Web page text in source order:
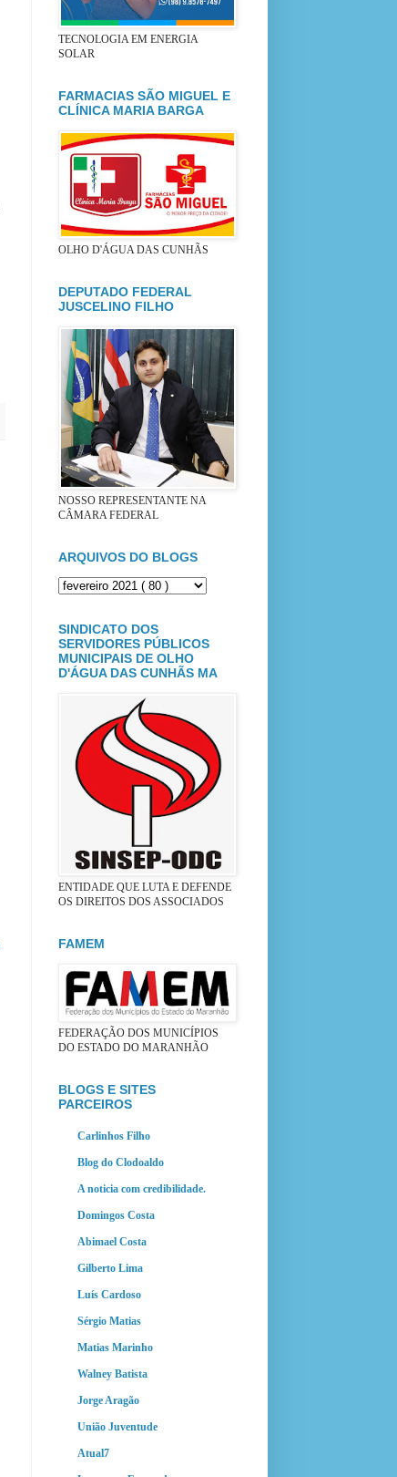
TECNOLOGIA EM ENERGIA
SOLAR
FARMACIAS SÃO MIGUEL E
CLÍNICA MARIA BARGA
OLHO D'ÁGUA DAS CUNHÃS
DEPUTADO FEDERAL
JUSCELINO FILHO
NOSSO REPRESENTANTE NA
CÂMARA FEDERAL
ARQUIVOS DO BLOGS
SINDICATO DOS
SERVIDORES PÚBLICOS
MUNICIPAIS DE OLHO
D'ÁGUA DAS CUNHÃS MA
ENTIDADE QUE LUTA E DEFENDE
OS DIREITOS DOS ASSOCIADOS
FAMEM
FEDERAÇÃO DOS MUNICÍPIOS
DO ESTADO DO MARANHÃO
BLOGS E SITES
PARCEIROS
Carlinhos Filho
Blog do Clodoaldo
A noticia com credibilidade.
Domingos Costa
Abimael Costa
Gilberto Lima
Luís Cardoso
Sérgio Matias
Matias Marinho
Walney Batista
Jorge Aragão
União Juventude
Atual7